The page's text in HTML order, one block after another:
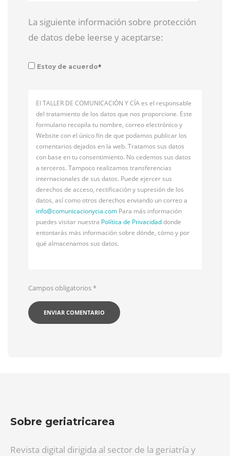
La siguiente información sobre protección
de datos debe leerse y aceptarse:
Estoy de acuerdo*
El TALLER DE COMUNICACIÓN Y CÍA es el responsable
del tratamiento de los datos que nos proporcione. Este
formulario recopila tu nombre, correo electrónico y
Website con el único fin de que podamos publicar los
comentarios dejados en la web. Tratamos sus datos
con base en tu consentimiento. No cedemos sus datos
a terceros. Tampoco realizamos transferencias
internacionales de sus datos. Puede ejercer sus
derechos de acceso, rectificación y supresión de los
datos, así como otros derechos enviando un correo a
info@comunicacionycia.com Para más información
puedes visitar nuestra Política de Privacidaddonde
entontarás más información sobre dónde, cómo y por
qué almacenamos sus datos.
Campos obligatorios*
Sobre geriatricarea
Revista digital dirigida al sector de la geriatría y